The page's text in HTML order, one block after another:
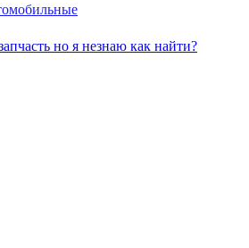
но я незнаю как найти?